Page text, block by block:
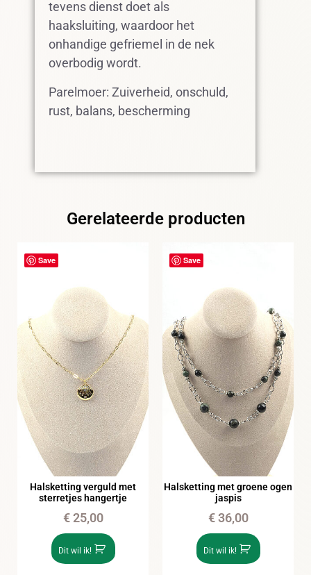
tevens dienst doet als
haaksluiting, waardoor het
onhandige gefriemel in de nek
overbodig wordt.
Parelmoer: Zuiverheid, onschuld,
rust, balans, bescherming
Gerelateerde producten
Save
Halsketting verguld met
sterretjes hangertje
€25,00
Dit wil ik!
Save
Halsketting met groene ogen
jaspis
€36,00
Dit wil ik!